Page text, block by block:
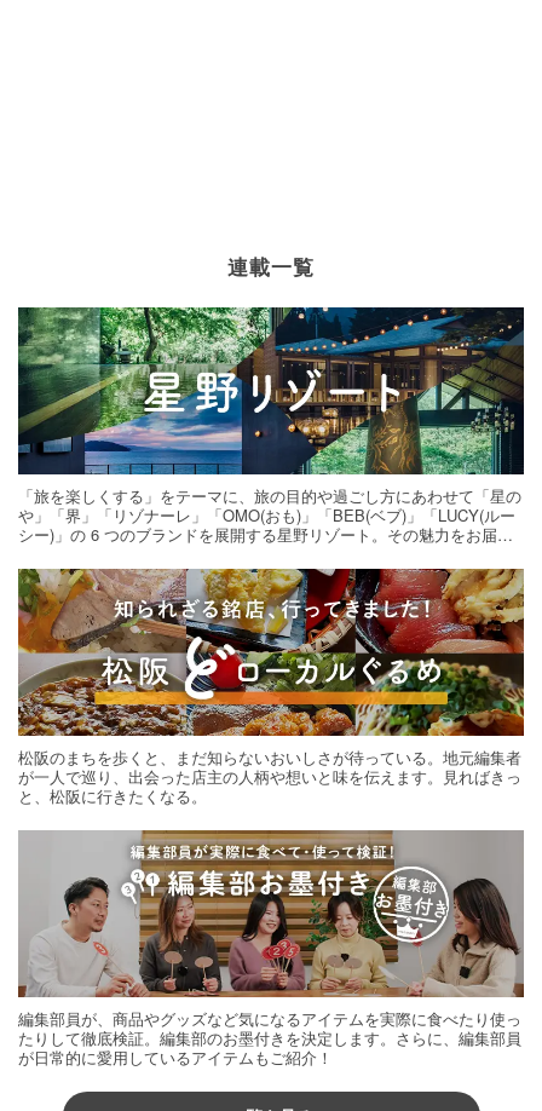
連載一覧
「旅を楽しくする」をテーマに、旅の目的や過ごし方にあわせて「星の
や」「界」「リゾナーレ」「OMO(おも)」「BEB(ベブ)」「LUCY(ルー
シー)」の 6 つのブランドを展開する星野リゾート。その魅力をお届け
松阪のまちを歩くと、まだ知らないおいしさが待っている。地元編集者
が一人で巡り、出会った店主の人柄や想いと味を伝えます。見ればきっ
と、松阪に行きたくなる。
編集部員が、商品やグッズなど気になるアイテムを実際に食べたり使っ
たりして徹底検証。編集部のお墨付きを決定します。さらに、編集部員
が日常的に愛用しているアイテムもご紹介！